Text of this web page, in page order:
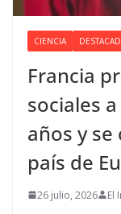
CIENCIA
Francia
sociales
años y
país de
26 julio, 2026 El